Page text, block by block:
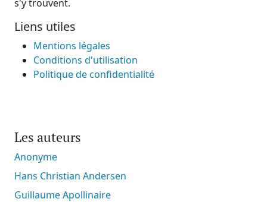
s'y trouvent.
Liens utiles
Mentions légales
Conditions d'utilisation
Politique de confidentialité
Les auteurs
Anonyme
Hans Christian Andersen
Guillaume Apollinaire